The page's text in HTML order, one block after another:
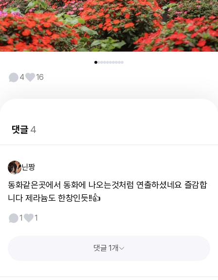
4 16
댓글4
닌짱
동화같은곳에서 동화에 나오는것처럼 연출하셨네요 즐감합
니다 제라늄도 한창인듯!!👍
1 1
댓글 1개